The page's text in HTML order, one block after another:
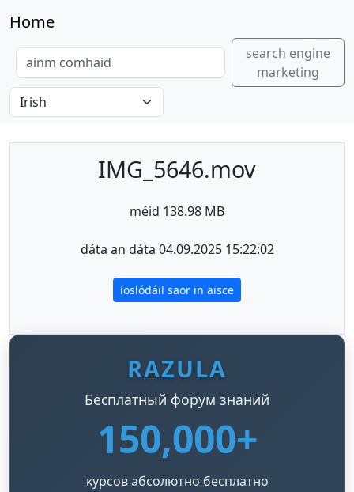
Home
search engine
marketing
IMG_5646.mov
méid 138.98 MB
dáta an dáta 04.09.2025 15:22:02
íoslódáil saor in aisce
RAZULA
Бесплатный форум знаний
150,000+
курсов абсолютно бесплатно